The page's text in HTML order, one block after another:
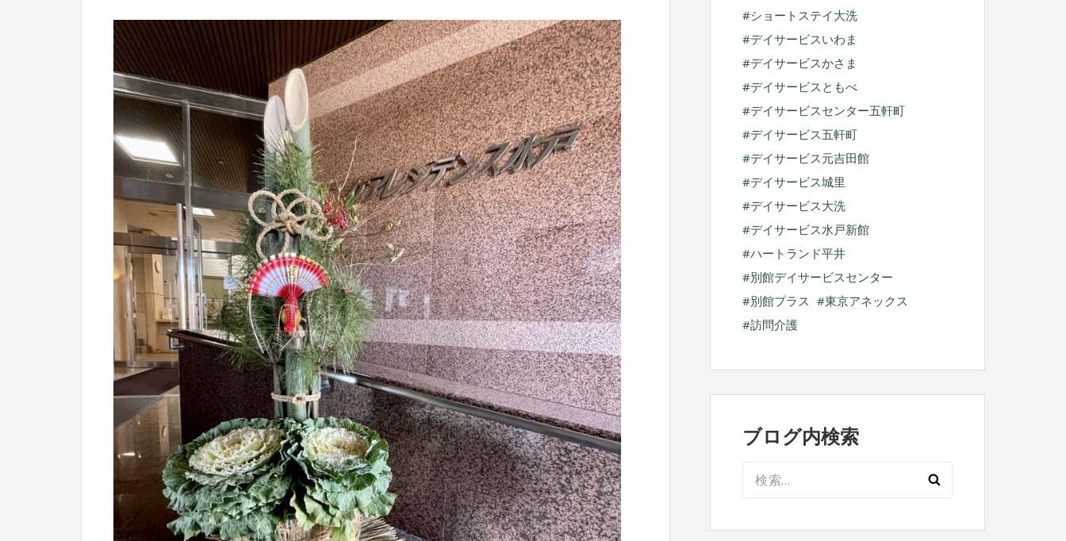
ショートステイ大洗
デイサービスいわま
デイサービスかさま
デイサービスともべ
デイサービスセンター五軒町
デイサービス五軒町
デイサービス元吉田館
デイサービス城里
デイサービス大洗
デイサービス水戸新館
ハートランド平井
別館デイサービスセンター
別館プラス
東京アネックス
訪問介護
ブログ内検索